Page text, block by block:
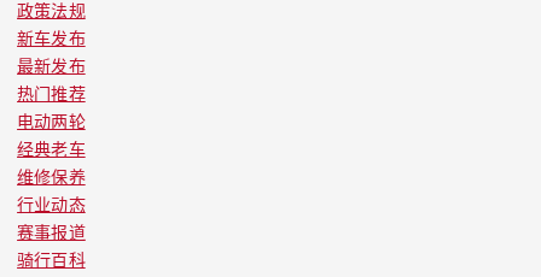
政策法规
新车发布
最新发布
热门推荐
电动两轮
经典老车
维修保养
行业动态
赛事报道
骑行百科